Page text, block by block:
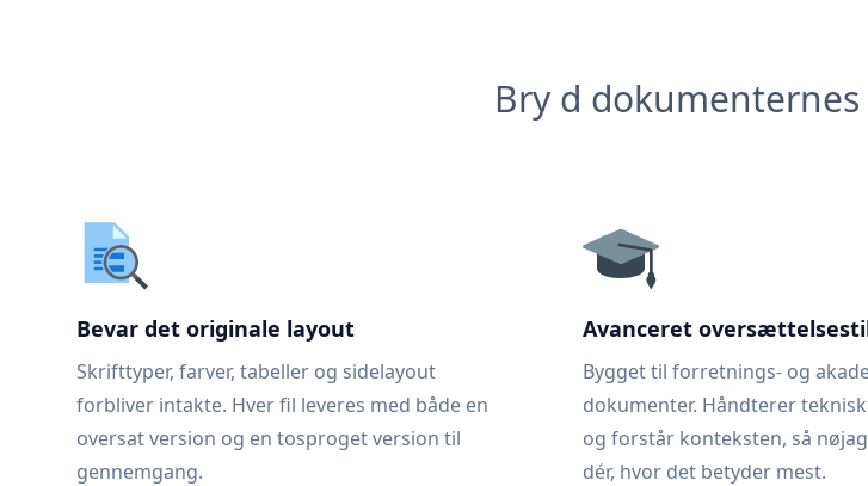
Bry d
Bevar det originale layout
Skrifttyper, farver, tabeller og sidelayout
forbliver intakte. Hver fil leveres med både en
oversat version og en tosproget version til
gennemgang.
Avanceret
Bygget til forretnings- og
dokumenter. Håndterer
og forstår konteksten, så
dér, hvor det betyder mest.